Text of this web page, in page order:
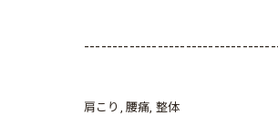
肩こり 腰痛 整体